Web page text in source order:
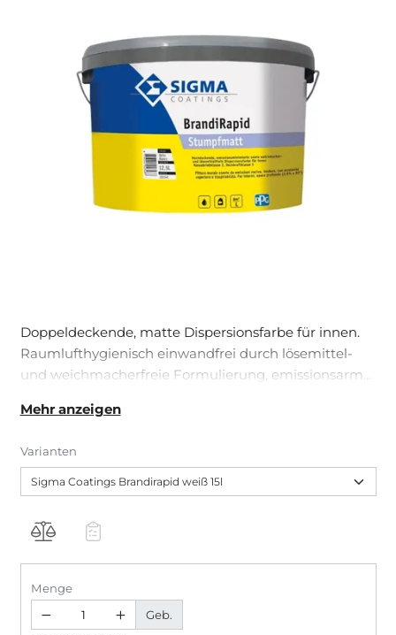
Doppeldeckende, matte Dispersionsfarbe für innen.
Raumlufthygienisch einwandfrei durch lösemittel-
und weichmacherfreie Formulierung, emissionsarm
Fraunhofer Institut. Für hochwertige, hochdeckende
Untergründen. Durch das hervorragende
Deckvermögen ist in der Regel nur ein Anstrich
Mehr anzeigen
Varianten
Menge
Geb.